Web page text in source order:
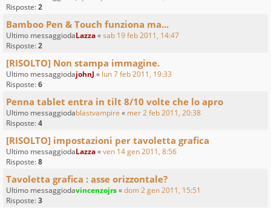
Risposte:2
Bamboo Pen & Touch funziona ma...
Ultimo messaggiodaLazza«sab 19 feb 2011, 14:47
Risposte:2
[RISOLTO] Non stampa immagine.
Ultimo messaggiodajohnJ « lun 7 feb 2011, 19:33
Risposte:6
Penna tablet entra in tilt 8/10 volte che lo apro
Ultimo messaggiodablastvampire « mer 2 feb 2011, 20:38
Risposte:4
[RISOLTO] impostazioni per tavoletta grafica
Ultimo messaggiodaLazza«ven 14 gen 2011, 8:56
Risposte:8
Tavoletta grafica : asse orizzontale?
Ultimo messaggiodavincenzojrs«dom 2 gen 2011, 15:51
Risposte:3